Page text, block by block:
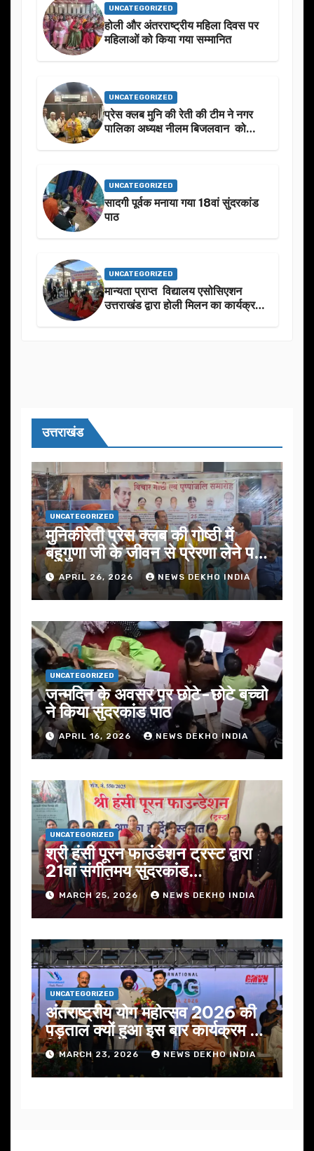
UNCATEGORIZED
होली और अंतरराष्ट्रीय महिला दिवस पर
महिलाओं को किया गया सम्मानित
UNCATEGORIZED
प्रेस क्लब मुनि की रेती की टीम ने नगर
पालिका अध्यक्ष नीलम बिजलवान को
UNCATEGORIZED
सादगी पूर्वक मनाया गया 18वां सुंदरकांड
पाठ
UNCATEGORIZED
मान्यता प्राप्त विद्यालय एसोसिएशन
उत्तराखंड द्वारा होली मिलन का कार्यक्रम
उत्तराखंड
UNCATEGORIZED
मुनिकीरेती प्रेस क्लब की गोष्ठी में
बहुगुणा जी के जीवन से प्रेरणा लेने पर
जोरAPRIL 26, 2026 NEWS DEKHO INDIA
UNCATEGORIZED
जन्मदिन के अवसर प़र छोटे-छोटे बच्चो
ने किया सुंदरकांड पाठ
APRIL 16, 2026 NEWS DEKHO INDIA
UNCATEGORIZED
श्री हंसी पूरन फाउंडेशन ट्रस्ट द्वारा
21वां संगीतमय सुंदरकांड
सफलतापूर्वक संपन्न
MARCH 25, 2026 NEWS DEKHO INDIA
UNCATEGORIZED
अंतराष्ट्रीय योग महोत्सव 2026 की
पड़ताल क्यों हुआ इस बार कार्यक्रम में
निखार
MARCH 23, 2026 NEWS DEKHO INDIA